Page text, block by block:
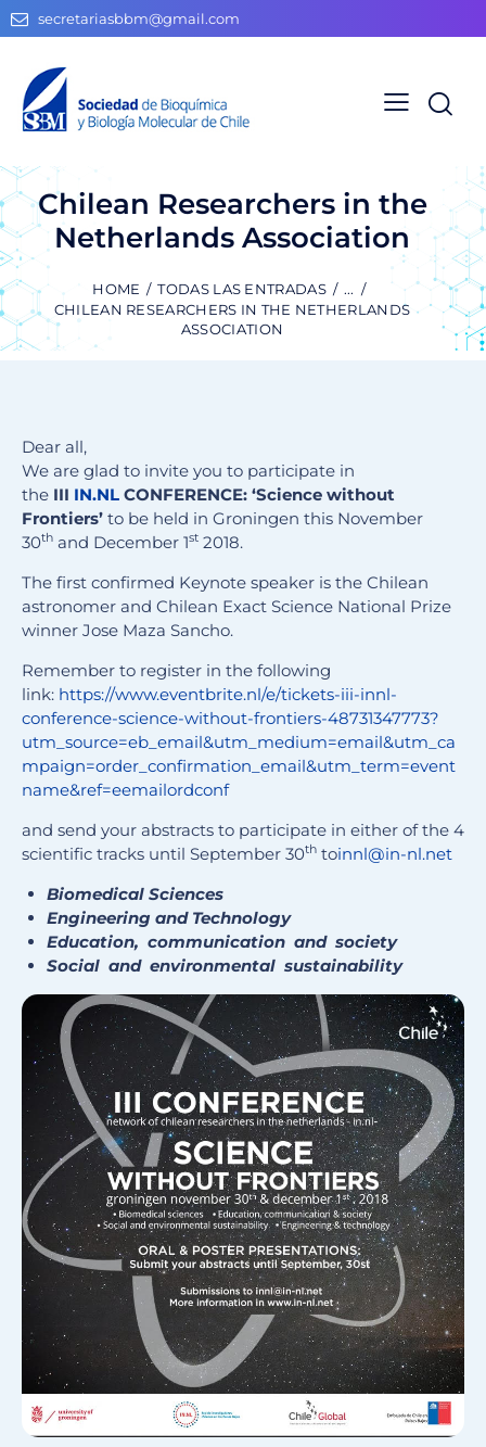
secretariasbbm@gmail.com
Chilean Researchers in the
Netherlands Association
HOME TODAS LAS ENTRADAS
...
CHILEAN RESEARCHERS IN THE NETHERLANDS
ASSOCIATION
Dear all,
We are glad to invite you to participate in
the III IN.NL CONFERENCE: ‘Science without
Frontiers’ to be held in Groningen this November
30th and December 1st 2018.
The first confirmed Keynote speaker is the Chilean
astronomer and Chilean Exact Science National Prize
winner Jose Maza Sancho.
Remember to register in the following
link: https://www.eventbrite.nl/e/tickets-iii-innl-
conference-science-without-frontiers-48731347773?
utm_source=eb_email&utm_medium=email&utm_ca
mpaign=order_confirmation_email&utm_term=event
name&ref=eemailordconf
and send your abstracts to participate in either of the 4
scientific tracks until September 30th toinnl@in-nl.net
Biomedical Sciences
Engineering and Technology
Education, communication and society
Social and environmental sustainability